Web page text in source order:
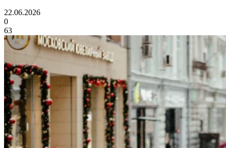
22.06.2026
0
63